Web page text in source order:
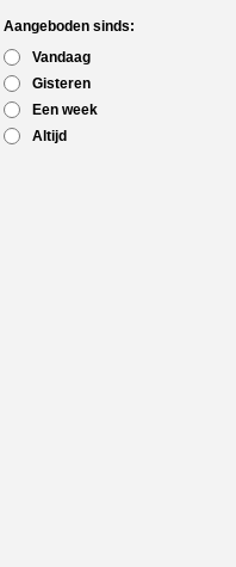
Aangeboden sinds:
Vandaag
Gisteren
Een week
Altijd